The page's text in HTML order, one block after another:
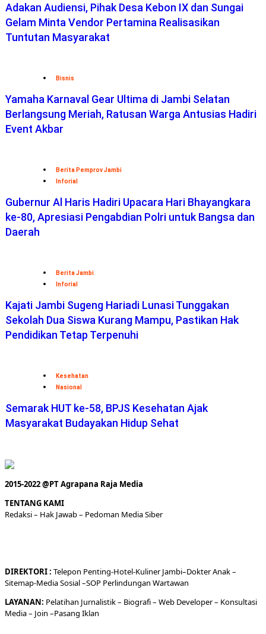
Adakan Audiensi, Pihak Desa Kebon IX dan Sungai
Gelam Minta Vendor Pertamina Realisasikan
Tuntutan Masyarakat
Bisnis
Yamaha Karnaval Gear Ultima di Jambi Selatan
Berlangsung Meriah, Ratusan Warga Antusias Hadiri
Event Akbar
Berita Pemprov Jambi
Inforial
Gubernur Al Haris Hadiri Upacara Hari Bhayangkara
ke-80, Apresiasi Pengabdian Polri untuk Bangsa dan
Daerah
Berita Jambi
Inforial
Kajati Jambi Sugeng Hariadi Lunasi Tunggakan
Sekolah Dua Siswa Kurang Mampu, Pastikan Hak
Pendidikan Tetap Terpenuhi
Kesehatan
Nasional
Semarak HUT ke-58, BPJS Kesehatan Ajak
Masyarakat Budayakan Hidup Sehat
2015-2022 @PT Agrapana Raja Media
TENTANG KAMI
Redaksi– Hak Jawab – Pedoman Media Siber
DIREKTORI: Telepon Penting-Hotel-KulinerJambi–DokterAnak –
Sitemap-Media Sosial –SOP Perlindungan Wartawan
LAYANAN: Pelatihan Jurnalistik – Biografi– Web Developer– Konsultasi
Media– Join –Pasang Iklan